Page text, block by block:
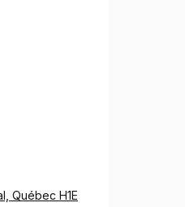
Québec H1E